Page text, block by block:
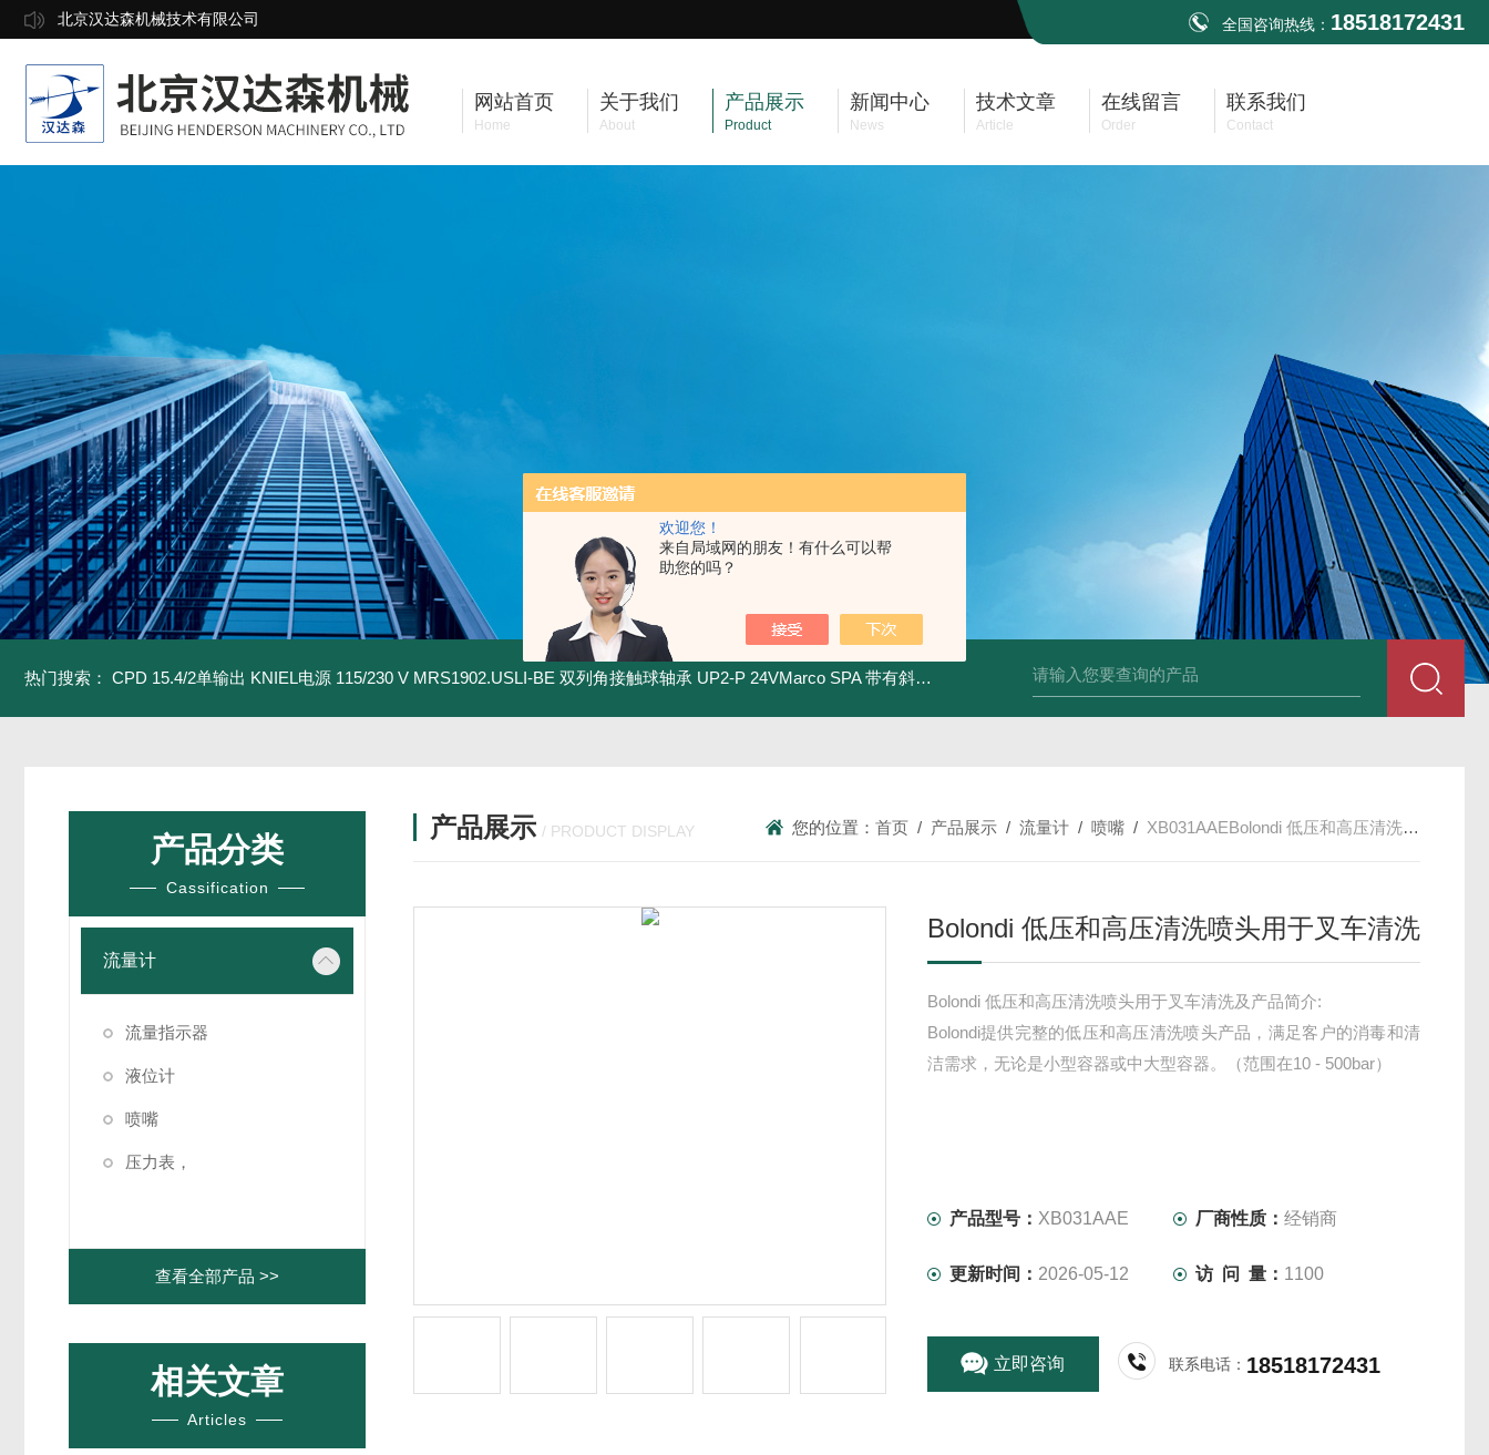
欢迎您！
来自局域网的朋友！有什么可以帮
助您的吗？
北京汉达森机械技术有限公司 全国咨询热线： 18518172431
网站首页
Home
关于我们
About
产品展示
Product
新闻中心
News
技术文章
Article
在线留言
Order
联系我们
Contact
热门搜索： CPD 15.4/2单输出 KNIEL电源 115/230 V MRS1902.USLI-BE 双列角接触球轴承 UP2-P 24VMarco SPA 带有斜齿轮青铜润滑油泵 UP2-P 24VMarco SPA带有螺旋青铜齿轮的自吸电动泵
产品分类
Cassification
流量计
流量指示器
液位计
喷嘴
压力表，
查看全部产品 >>
相关文章
Articles
产品展示 / PRODUCT DISPLAY 您的位置：首页 / 产品展示 /流量计 /喷嘴 / XB031AAEBolondi 低压和高压清洗喷头用于叉车清洗
Bolondi 低压和高压清洗喷头用于叉车清洗
Bolondi 低压和高压清洗喷头用于叉车清洗及产品简介:
Bolondi提供完整的低压和高压清洗喷头产品，满足客户的消毒和清
洁需求，无论是小型容器或中大型容器。（范围在10 - 500bar）
产品型号： XB031AAE 厂商性质：经销商
更新时间： 2026-05-12 访 问 量： 1100
立即咨询 联系电话： 18518172431